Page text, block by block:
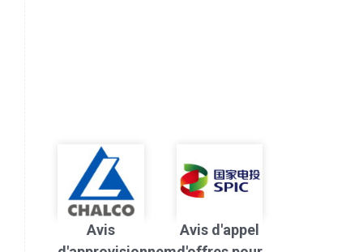
Avis
Avis d'appel